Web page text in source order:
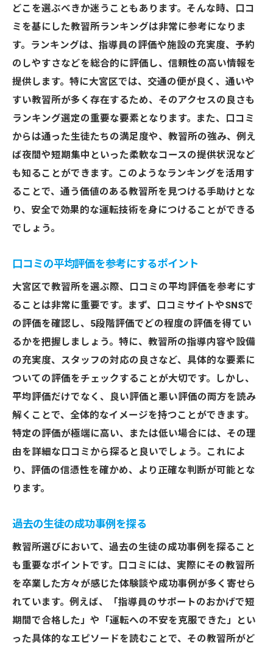
どこを選ぶべきか迷うこともあります。そんな時、口コ
ミを基にした教習所ランキングは非常に参考になりま
す。ランキングは、指導員の評価や施設の充実度、予約
のしやすさなどを総合的に評価し、信頼性の高い情報を
提供します。特に大宮区では、交通の便が良く、通いや
すい教習所が多く存在するため、そのアクセスの良さも
ランキング選定の重要な要素となります。また、口コミ
からは通った生徒たちの満足度や、教習所の強み、例え
ば夜間や短期集中といった柔軟なコースの提供状況など
も知ることができます。このようなランキングを活用す
ることで、通う価値のある教習所を見つける手助けとな
り、安全で効果的な運転技術を身につけることができる
でしょう。
口コミの平均評価を参考にするポイント
大宮区で教習所を選ぶ際、口コミの平均評価を参考にす
ることは非常に重要です。まず、口コミサイトやSNSで
の評価を確認し、5段階評価でどの程度の評価を得てい
るかを把握しましょう。特に、教習所の指導内容や設備
の充実度、スタッフの対応の良さなど、具体的な要素に
ついての評価をチェックすることが大切です。しかし、
平均評価だけでなく、良い評価と悪い評価の両方を読み
解くことで、全体的なイメージを持つことができます。
特定の評価が極端に高い、または低い場合には、その理
由を詳細な口コミから探ると良いでしょう。これによ
り、評価の信憑性を確かめ、より正確な判断が可能とな
ります。
過去の生徒の成功事例を探る
教習所選びにおいて、過去の生徒の成功事例を探ること
も重要なポイントです。口コミには、実際にその教習所
を卒業した方々が感じた体験談や成功事例が多く寄せら
れています。例えば、「指導員のサポートのおかげで短
期間で合格した」や「運転への不安を克服できた」とい
った具体的なエピソードを読むことで、その教習所がど